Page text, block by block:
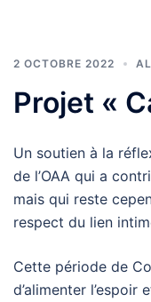
2 OCTOBRE 2022
Projet «
Un soutien à la
de l’OAA qui a
mais qui reste
respect du lien
Cette période de
d’alimenter